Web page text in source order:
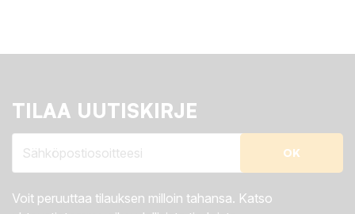
TILAA UUTISKIRJE
Voit peruuttaa tilauksen milloin tahansa. Katso